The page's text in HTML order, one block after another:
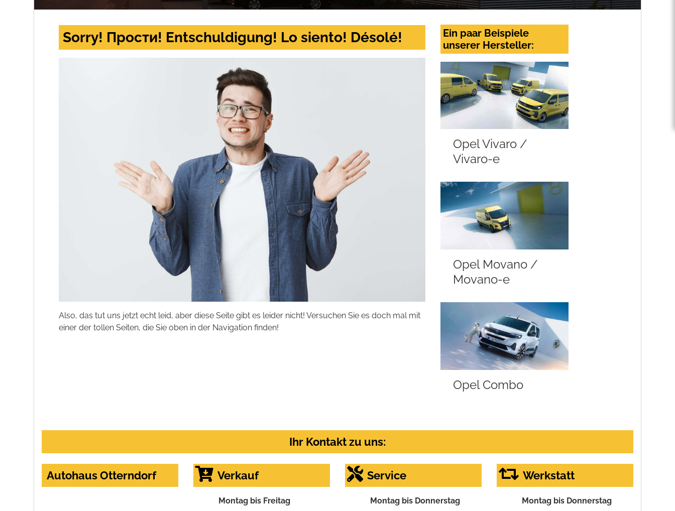
Sorry! Прости! Entschuldigung! Lo siento! Désolé!
Also, das tut uns jetzt echt leid, aber diese Seite gibt es leider nicht! Versuchen Sie es doch mal mit
einer der tollen Seiten, die Sie oben in der Navigation finden!
Ein paar Beispiele
unserer Hersteller:
Opel Vivaro /
Vivaro-e
Opel Movano /
Movano-e
Opel Combo
Ihr Kontakt zu uns:
Autohaus Otterndorf Verkauf
Montag bis Freitag
Service
Montag bis Donnerstag
Werkstatt
Montag bis Donnerstag